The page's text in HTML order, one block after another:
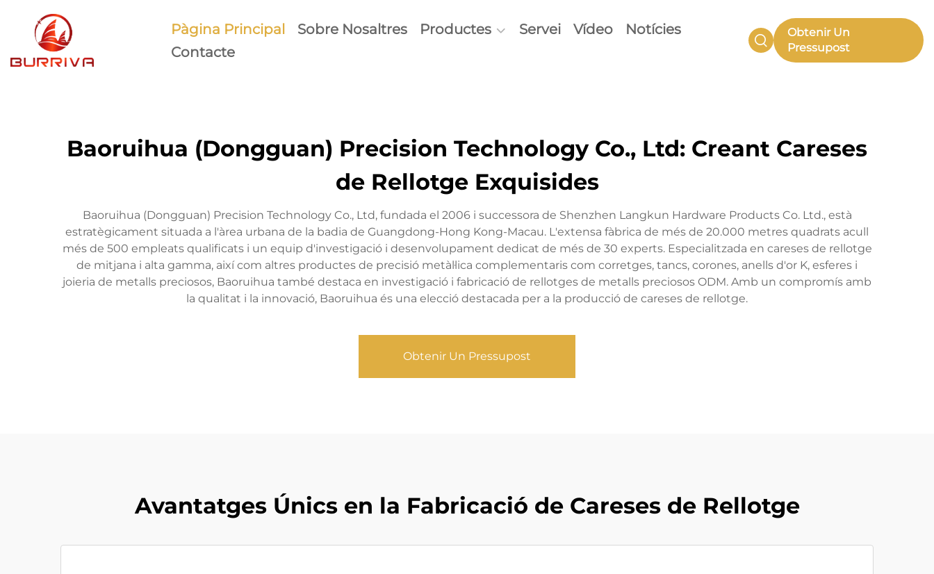
Pàgina Principal Sobre Nosaltres Productes Servei Vídeo
Notícies
Contacte
Obtenir Un
Pressupost
Baoruihua (Dongguan) Precision Technology Co., Ltd: Creant Careses
de Rellotge Exquisides
Baoruihua (Dongguan) Precision Technology Co., Ltd, fundada el 2006 i successora de Shenzhen Langkun Hardware Products Co. Ltd., està
estratègicament situada a l'àrea urbana de la badia de Guangdong-Hong Kong-Macau. L'extensa fàbrica de més de 20.000 metres quadrats acull
més de 500 empleats qualificats i un equip d'investigació i desenvolupament dedicat de més de 30 experts. Especialitzada en careses de rellotge
de mitjana i alta gamma, així com altres productes de precisió metàl·lica complementaris com corretges, tancs, corones, anells d'or K, esferes i
joieria de metalls preciosos, Baoruihua també destaca en investigació i fabricació de rellotges de metalls preciosos ODM. Amb un compromís amb
la qualitat i la innovació, Baoruihua és una elecció destacada per a la producció de careses de rellotge.
Obtenir Un Pressupost
Avantatges Únics en la Fabricació de Careses de Rellotge